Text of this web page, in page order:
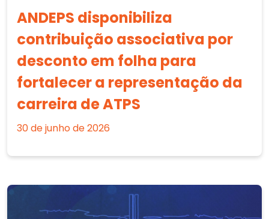
ANDEPS disponibiliza
contribuição associativa por
desconto em folha para
fortalecer a representação da
carreira de ATPS
30 de junho de 2026